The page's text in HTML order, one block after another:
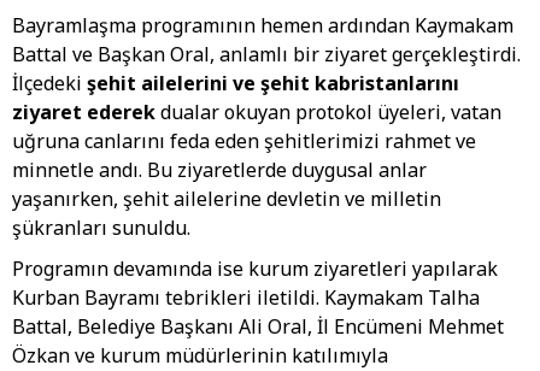
Bayramlaşma programının hemen ardından Kaymakam
Battal ve Başkan Oral, anlamlı bir ziyaret gerçekleştirdi.
İlçedeki şehit ailelerini ve şehit kabristanlarını
ziyaret ederekdualar okuyan protokol üyeleri, vatan
uğruna canlarını feda eden şehitlerimizi rahmet ve
minnetle andı. Bu ziyaretlerde duygusal anlar
yaşanırken, şehit ailelerine devletin ve milletin
şükranları sunuldu.
Programın devamında ise kurum ziyaretleri yapılarak
Kurban Bayramı tebrikleri iletildi. Kaymakam Talha
Battal, Belediye Başkanı Ali Oral, İl Encümeni Mehmet
Özkan ve kurum müdürlerinin katılımıyla